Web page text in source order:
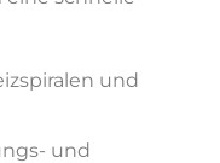
und
und